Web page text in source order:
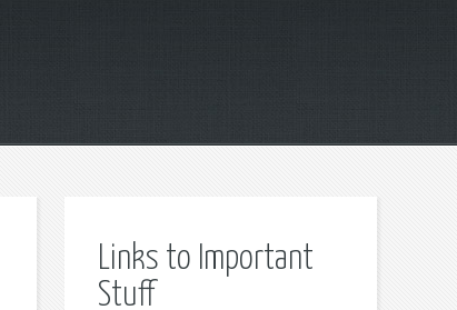
Links to Important
Stuff